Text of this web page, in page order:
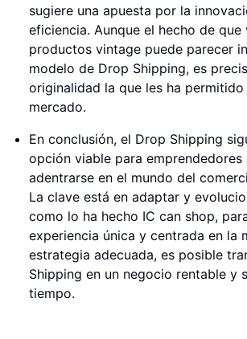
sugiere una apuesta por la
eficiencia. Aunque el hecho de que
productos vintage puede parecer
modelo de Drop Shipping, es
originalidad la que les ha
mercado.
En conclusión, el Drop Shipping
opción viable para emprendedores
adentrarse en el mundo del
La clave está en adaptar y
como lo ha hecho IC can shop,
experiencia única y centrada en la
estrategia adecuada, es posible
Shipping en un negocio rentable y
tiempo.